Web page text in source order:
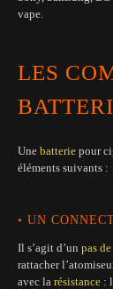
vape.
LES
Une batterie pour
éléments suivants :
• UN
Il s’agit d’un pas
rattacher
avec la résistance :